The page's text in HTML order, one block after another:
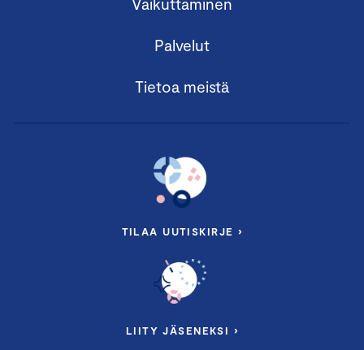
Palvelut
Tietoa meistä
TILAA UUTISKIRJE ›
LIITY JÄSENEKSI ›